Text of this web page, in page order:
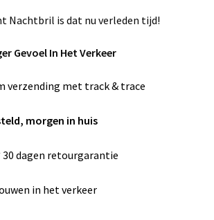
Nachtbril is dat nu verleden tijd!
Gevoel In Het Verkeer
verzending met track & trace
morgen in huis
dagen retourgarantie
in het verkeer